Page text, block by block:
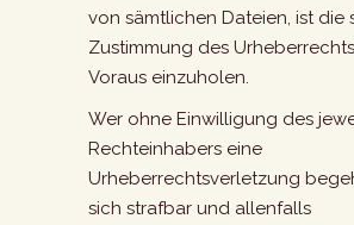
von sämtlichen Dateien, ist die
Zustimmung des
Voraus einzuholen.
Wer ohne Einwilligung des
Rechteinhabers eine
Urheberrechtsverletzung
sich strafbar und allenfalls